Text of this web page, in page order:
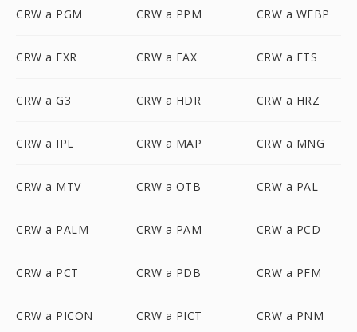
CRW a PGM CRW a PPM CRW a WEBP
CRW a EXR CRW a FAX CRW a FTS
CRW a G3 CRW a HDR CRW a HRZ
CRW a IPL CRW a MAP CRW a MNG
CRW a MTV CRW a OTB CRW a PAL
CRW a PALM CRW a PAM CRW a PCD
CRW a PCT CRW a PDB CRW a PFM
CRW a PICON CRW a PICT CRW a PNM